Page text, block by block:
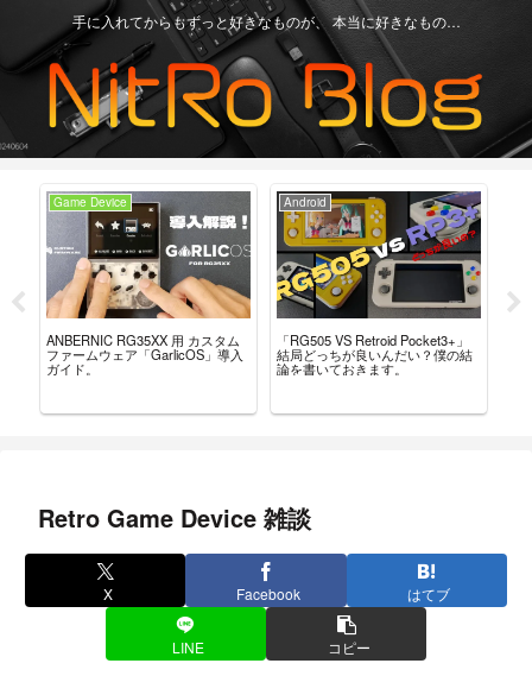
手に入れてからもずっと好きなものが、 本当に好きなもの…
Game Device
ANBERNIC RG35XX 用 カスタム
ファームウェア「GarlicOS」導入
ガイド。
Android
「RG505 VS Retroid Pocket3+」
結局どっちが良いんだい？僕の結
論を書いておきます。
Retro Game Device 雑談
X Facebook はてブ
LINE コピー